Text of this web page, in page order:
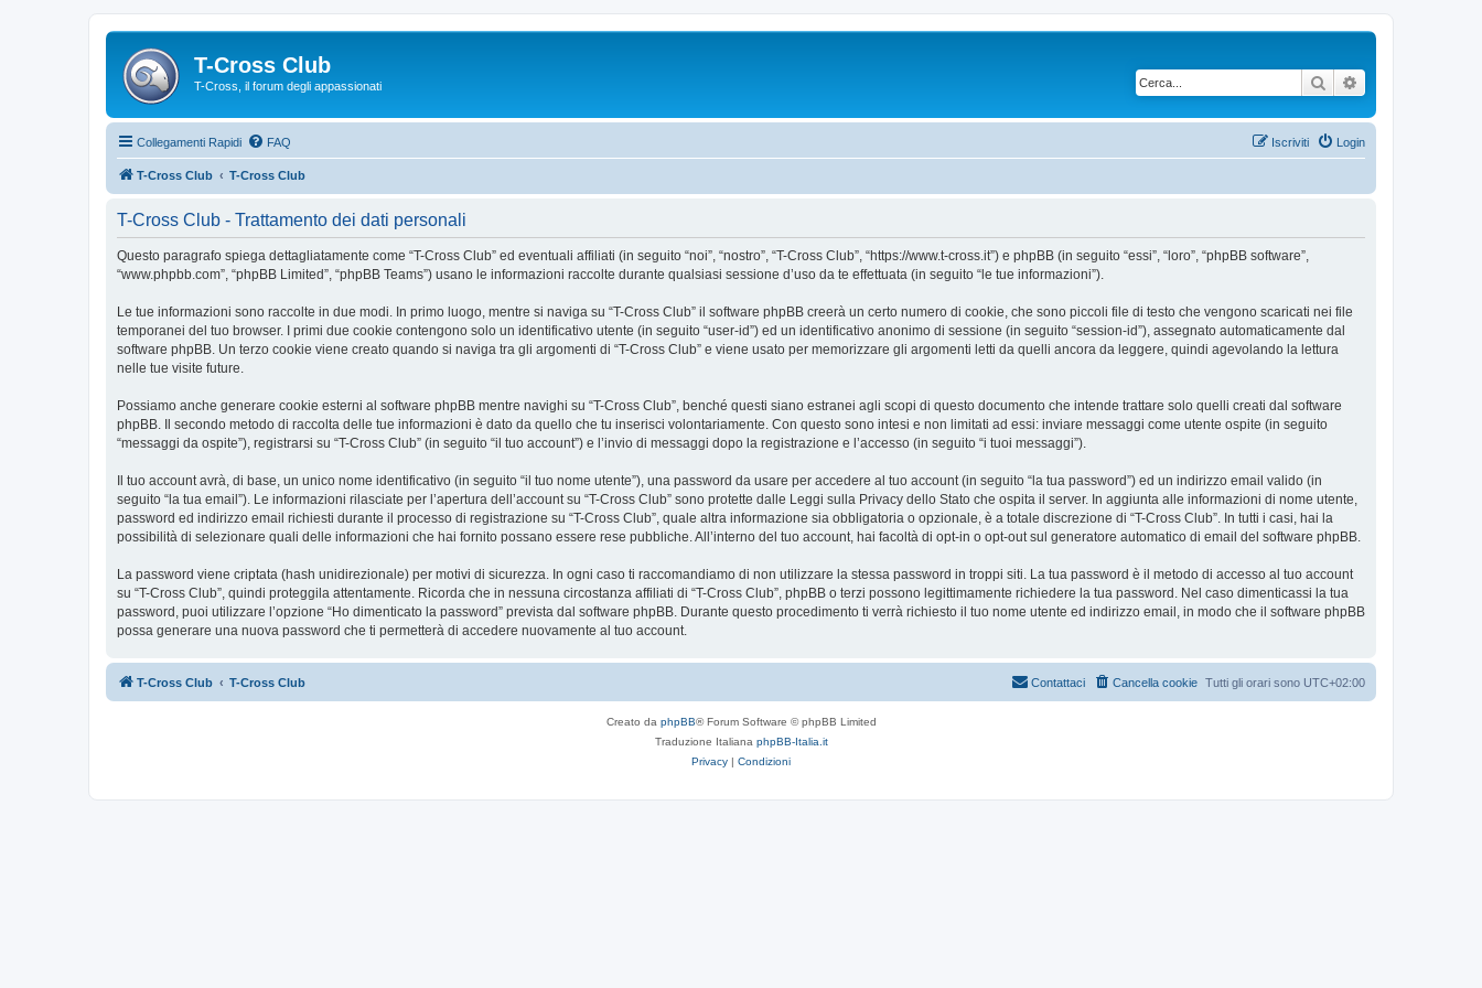
T-Cross Club
T-Cross, il forum degli appassionati Cerca
Collegamenti Rapidi FAQ Login
Iscriviti
T-Cross Club T-Cross Club
T-Cross Club - Trattamento dei dati personali
Questo paragrafo spiega dettagliatamente come “T-Cross Club” ed eventuali affiliati (in seguito “noi”, “nostro”, “T-Cross Club”, “https://www.t-cross.it”) e phpBB (in seguito “essi”, “loro”, “phpBB software”,
“www.phpbb.com”, “phpBB Limited”, “phpBB Teams”) usano le informazioni raccolte durante qualsiasi sessione d’uso da te effettuata (in seguito “le tue informazioni”).
Le tue informazioni sono raccolte in due modi. In primo luogo, mentre si naviga su “T-Cross Club” il software phpBB creerà un certo numero di cookie, che sono piccoli file di testo che vengono scaricati nei file
temporanei del tuo browser. I primi due cookie contengono solo un identificativo utente (in seguito “user-id”) ed un identificativo anonimo di sessione (in seguito “session-id”), assegnato automaticamente dal
software phpBB. Un terzo cookie viene creato quando si naviga tra gli argomenti di “T-Cross Club” e viene usato per memorizzare gli argomenti letti da quelli ancora da leggere, quindi agevolando la lettura
nelle tue visite future.
Possiamo anche generare cookie esterni al software phpBB mentre navighi su “T-Cross Club”, benché questi siano estranei agli scopi di questo documento che intende trattare solo quelli creati dal software
phpBB. Il secondo metodo di raccolta delle tue informazioni è dato da quello che tu inserisci volontariamente. Con questo sono intesi e non limitati ad essi: inviare messaggi come utente ospite (in seguito
“messaggi da ospite”), registrarsi su “T-Cross Club” (in seguito “il tuo account”) e l’invio di messaggi dopo la registrazione e l’accesso (in seguito “i tuoi messaggi”).
Il tuo account avrà, di base, un unico nome identificativo (in seguito “il tuo nome utente”), una password da usare per accedere al tuo account (in seguito “la tua password”) ed un indirizzo email valido (in
seguito “la tua email”). Le informazioni rilasciate per l’apertura dell’account su “T-Cross Club” sono protette dalle Leggi sulla Privacy dello Stato che ospita il server. In aggiunta alle informazioni di nome utente,
password ed indirizzo email richiesti durante il processo di registrazione su “T-Cross Club”, quale altra informazione sia obbligatoria o opzionale, è a totale discrezione di “T-Cross Club”. In tutti i casi, hai la
possibilità di selezionare quali delle informazioni che hai fornito possano essere rese pubbliche. All’interno del tuo account, hai facoltà di opt-in o opt-out sul generatore automatico di email del software phpBB.
La password viene criptata (hash unidirezionale) per motivi di sicurezza. In ogni caso ti raccomandiamo di non utilizzare la stessa password in troppi siti. La tua password è il metodo di accesso al tuo account
su “T-Cross Club”, quindi proteggila attentamente. Ricorda che in nessuna circostanza affiliati di “T-Cross Club”, phpBB o terzi possono legittimamente richiedere la tua password. Nel caso dimenticassi la tua
password, puoi utilizzare l’opzione “Ho dimenticato la password” prevista dal software phpBB. Durante questo procedimento ti verrà richiesto il tuo nome utente ed indirizzo email, in modo che il software phpBB
possa generare una nuova password che ti permetterà di accedere nuovamente al tuo account.
T-Cross Club T-Cross Club Tutti gli orari sono UTC+02:00
Cancella cookie
Contattaci
Creato da phpBB® Forum Software © phpBB Limited
Traduzione Italiana phpBB-Italia.it
Privacy | Condizioni